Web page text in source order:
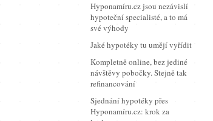
Hyponamíru.cz jsou nezávislí
hypoteční specialisté, a to má
své výhody
Jaké hypotéky tu umějí vyřídit
Kompletně online, bez jediné
návštěvy pobočky. Stejně tak
refinancování
Sjednání hypotéky přes
Hyponamíru.cz: krok za